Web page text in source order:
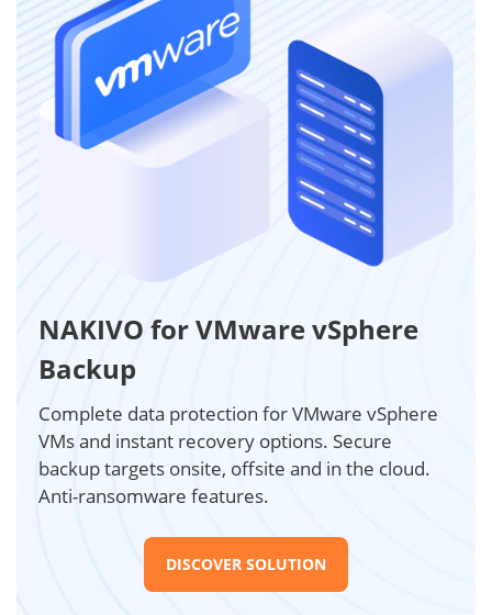
NAKIVO for VMware vSphere
Backup
Complete data protection for VMware vSphere
VMs and instant recovery options. Secure
backup targets onsite, offsite and in the cloud.
Anti-ransomware features.
DISCOVER SOLUTION